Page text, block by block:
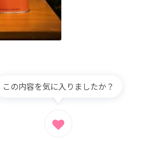
この内容を気に入りましたか？